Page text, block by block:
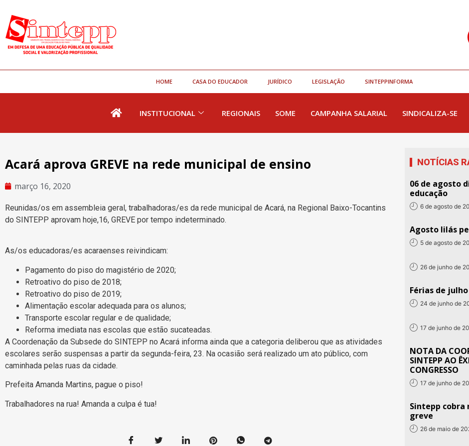
HOME CASA DO EDUCADOR JURÍDICO LEGISLAÇÃO SINTEPPINFORMA
INSTITUCIONAL REGIONAIS SOME CAMPANHA SALARIAL SINDICALIZA-SE
Acará aprova GREVE na rede municipal de ensino
março 16, 2020
Reunidas/os em assembleia geral, trabalhadoras/es da rede municipal de Acará, na Regional Baixo-Tocantins
do SINTEPP aprovam hoje,16, GREVE por tempo indeterminado.
As/os educadoras/es acaraenses reivindicam:
Pagamento do piso do magistério de 2020;
Retroativo do piso de 2018;
Retroativo do piso de 2019;
Alimentação escolar adequada para os alunos;
Transporte escolar regular e de qualidade;
Reforma imediata nas escolas que estão sucateadas.
A Coordenação da Subsede do SINTEPP no Acará informa ainda que a categoria deliberou que as atividades
escolares serão suspensas a partir da segunda-feira, 23. Na ocasião será realizado um ato público, com
caminhada pelas ruas da cidade.
Prefeita Amanda Martins, pague o piso!
Trabalhadores na rua! Amanda a culpa é tua!
NOTÍCIAS
06 de agosto
educação
6 de agosto de
Agosto lilás
5 de agosto de
26 de junho de
Férias de
24 de junho de
17 de junho de
NOTA DA
SINTEPP AO
CONGRESSO
17 de junho de
Sintepp
greve
26 de maio de